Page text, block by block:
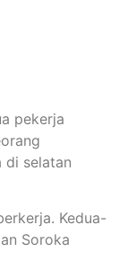
pekerja
di selatan
Kedua-
Soroka